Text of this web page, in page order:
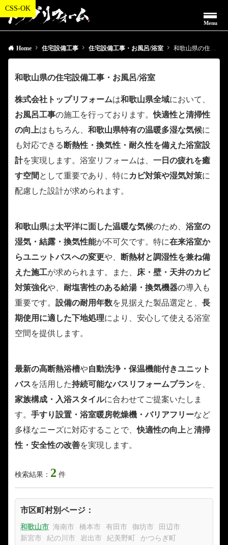
Menu
Home 住宅設備工事 住宅設備工事・お風呂/浴室 和歌山県の住宅設備工事・お風呂/浴室
和歌山県の住宅設備工事・お風呂/浴室
株式会社トップリフォームは和歌山県全域において、
お風呂工事の施工を行っております。快適性と清掃性
の向上はもちろん、 和歌山県特有の温暖多湿な気候に
も対応できる 断熱性・換気性・耐久性を備えた浴室設
計を実現します。浴室リフォームは、 一日の疲れを癒
す空間 として重要であり、特に カビ対策や湿気対策に
配慮した設計が求められます。
和歌山県は太平洋に面した温暖な気候のため、 浴室の
湿気・結露・換気性能が不可欠です。特に在来浴室か
らユニットバスへの変更や、
断熱材と調湿性を兼ね備
えた施工が求められます。また、
床・壁・天井のカビ
対策強化や、 耐塩害性のある給湯・換気機器の導入も
重要です。 設備の耐用年数を見据えた製品選定と、 長
期使用に適した下地処理により、安心して使える浴室
空間を提供します。
最新の高断熱浴槽や自動洗浄・保温機能付きユニット
バスを活用した持続可能なバスリフォームプランを、
家族構成・入浴スタイルに合わせてご提案いたしま
す。 手すり設置・浴室暖房乾燥機・バリアフリーなど
多様なニーズに対応することで、快適性の向上と清掃
性・安全性の改善を実現します。
検索結果： 2 件
市区町村別ページ：
和歌山市 海南市 橋本市 有田市 御坊市
田辺市
新宮市
紀の川市 岩出市 紀美野町
かつらぎ町